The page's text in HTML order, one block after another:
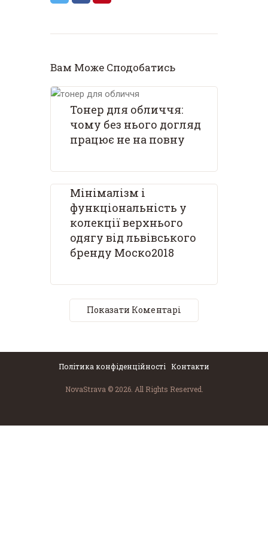
Вам Може Сподобатись
Тонер для обличчя:
чому без нього догляд
працює не на повну
Мінімалізм і
функціональність у
колекції верхнього
одягу від львівського
бренду Моско2018
Показати Коментарі
Політика конфіденційності Контакти
NovaStrava © 2026. All Rights Reserved.